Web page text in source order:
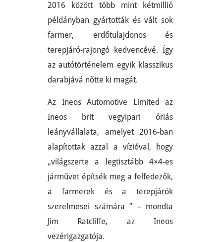
2016 között több mint kétmillió
példányban gyártották és vált sok
farmer, erdőtulajdonos és
terepjáró-rajongó kedvencévé. Így
az autótörténelem egyik klasszikus
darabjává nőtte ki magát.
Az Ineos Automotive Limited az
Ineos brit vegyipari óriás
leányvállalata, amelyet 2016-ban
alapítottak azzal a vízióval, hogy
„világszerte a legtisztább 4×4-es
járművet építsék meg a felfedezők,
a farmerek és a terepjárók
szerelmesei számára ” – mondta
Jim Ratcliffe, az Ineos
vezérigazgatója.